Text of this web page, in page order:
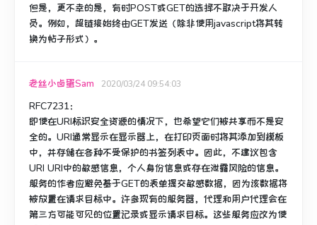
但是，更不幸的是，有时POST或GET的选择不取决于开发人
员。 例如，超链接始终由GET发送（除非使用javascript将其转
换为帖子形式）。
老丝小卤蛋Sam 2020/03/24 09:54:03
RFC7231：
即使在URI标识安全资源的情况下，也希望它们被共享而不是安
全的。URI通常显示在显示器上，在打印页面时将其添加到模板
中，并存储在各种不受保护的书签列表中。因此，不建议包含
URI URI中的敏感信息，个人身份信息或存在泄露风险的信息。
服务的作者应避免基于GET的表单提交敏感数据，因为该数据将
被放置在请求目标中。 许多现有的服务器，代理和用户代理会在
第三方可能可见的位置记录或显示请求目标。 这些服务应改为使